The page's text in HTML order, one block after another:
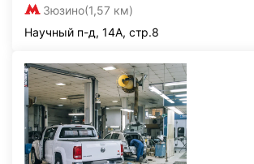
Зюзино(1,57 км)
Научный п-д, 14А, стр.8